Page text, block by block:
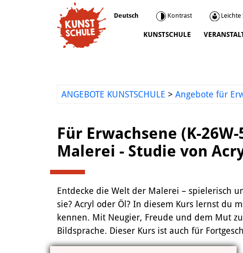
Deutsch Kontrast Leichte
KUNSTSCHULE
Kooperationen
Städtepartnerschaft Ataşehir
Kunstvermittlung
ANGEBOTE KUNSTSCHULE > Angebote für
Für Erwachsene (K-26W-
Malerei - Studie von
Entdecke die Welt der Malerei – spielerisch
sie? Acryl oder Öl? In diesem Kurs lernst du
kennen. Mit Neugier, Freude und dem Mut
Bildsprache. Dieser Kurs ist auch für